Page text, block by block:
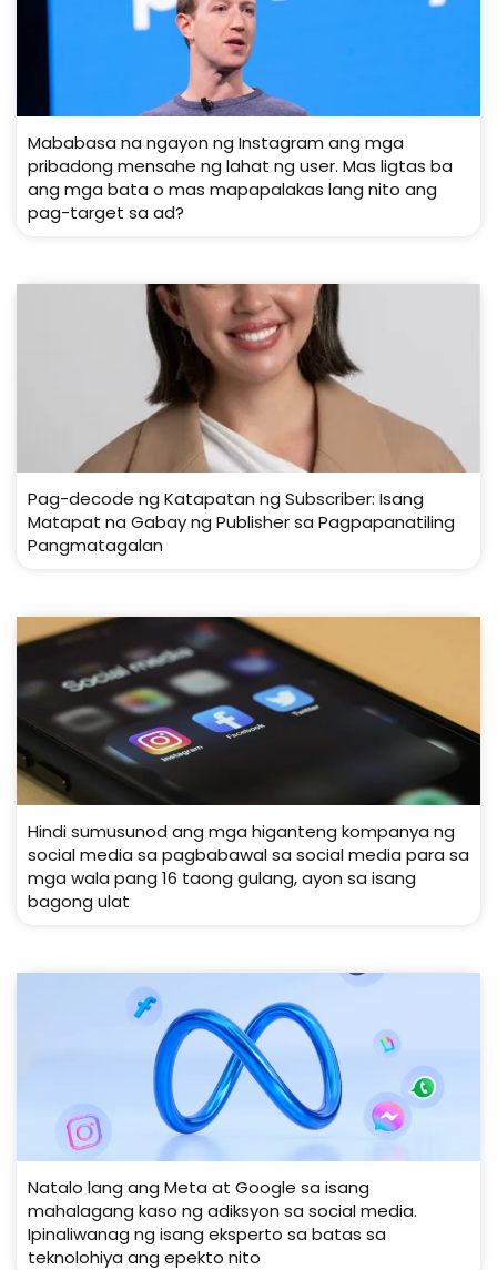
Mababasa na ngayon ng Instagram ang mga
pribadong mensahe ng lahat ng user. Mas ligtas ba
ang mga bata o mas mapapalakas lang nito ang
pag-target sa ad?
Pag-decode ng Katapatan ng Subscriber: Isang
Matapat na Gabay ng Publisher sa Pagpapanatiling
Pangmatagalan
Hindi sumusunod ang mga higanteng kompanya ng
social media sa pagbabawal sa social media para sa
mga wala pang 16 taong gulang, ayon sa isang
bagong ulat
Natalo lang ang Meta at Google sa isang
mahalagang kaso ng adiksyon sa social media.
Ipinaliwanag ng isang eksperto sa batas sa
teknolohiya ang epekto nito